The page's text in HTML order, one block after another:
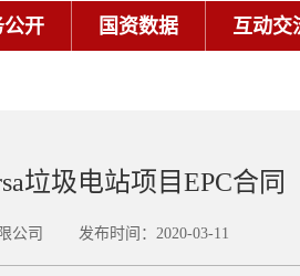
公开 国资数据 互动交
垃圾电站项目EPC合同
限公司 发布时间：2020-03-11